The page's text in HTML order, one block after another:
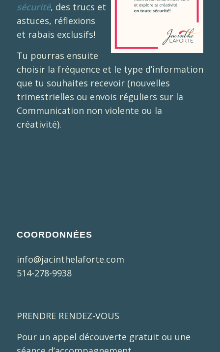
sécurité, des trucs et
astuces, réflexions
et rabais exclusifs!
Tu pourras ensuite
choisir la fréquence et le type d’information
que tu souhaites recevoir (nouvelles
trimestrielles ou envois réguliers sur la
Communication non violente ou la
créativité).
COORDONNÉES
info@jacinthelaforte.com
514-278-9938
PRENDRE RENDEZ-VOUS
Pour un appel découverte gratuit ou une